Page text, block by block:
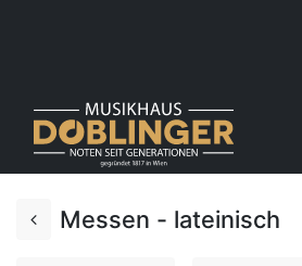
Messen - lateinisch